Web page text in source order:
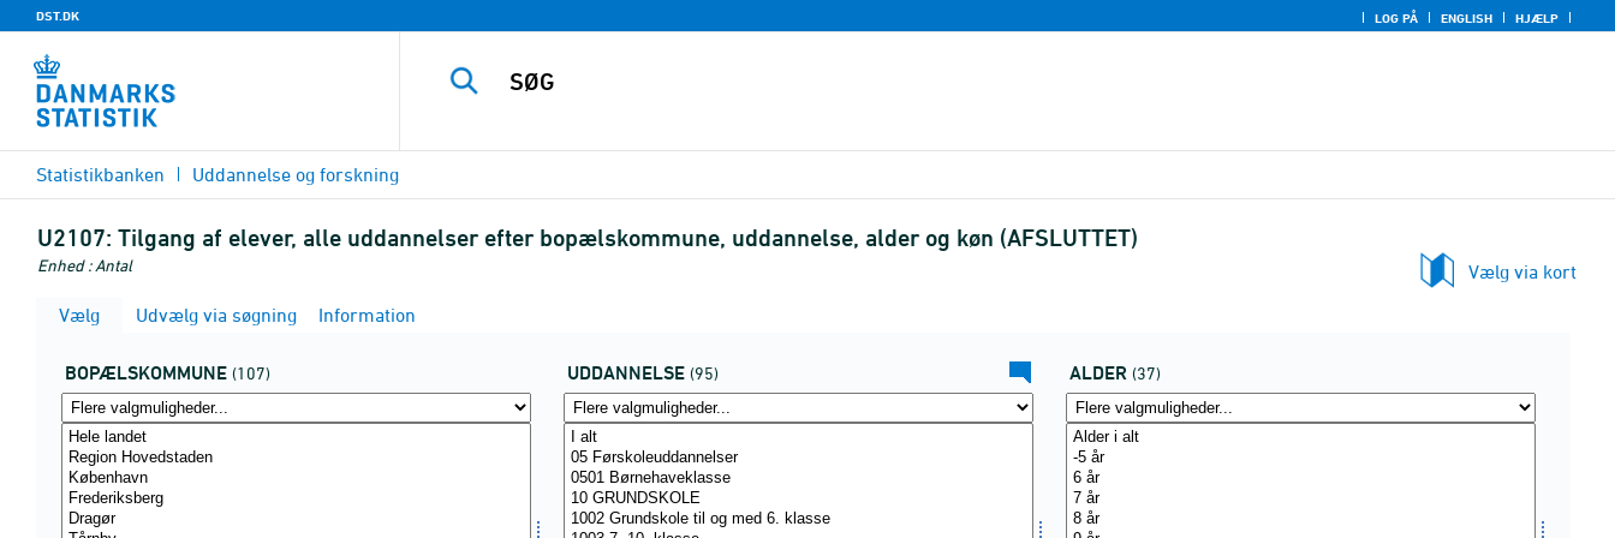
DST.DK LOG PÅ ENGLISH HJÆLP
Statistikbanken Uddannelse og forskning
U2107: Tilgang af elever, alle uddannelser efter bopælskommune, uddannelse, alder og køn (AFSLUTTET)
Enhed : Antal
Vælg via kort
Vælg
Udvælg via søgning Information
BOPÆLSKOMMUNE (107) UDDANNELSE (95) ALDER (37)